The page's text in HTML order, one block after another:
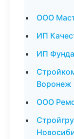
ООО
ИП
ИП
Воронеж
ООО